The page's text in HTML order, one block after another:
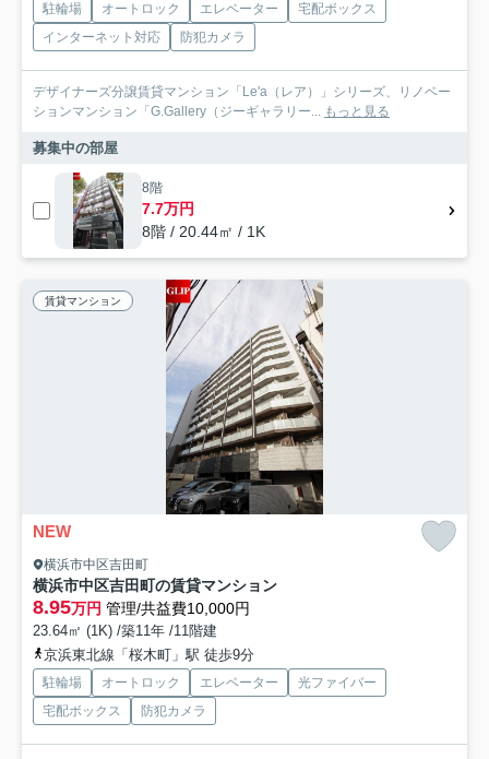
駐輪場 オートロック エレベーター
宅配ボックス
インターネット対応
防犯カメラ
デザイナーズ分譲賃貸マンション「Le'a（レア）」シリーズ、リノベー
ションマンション「G.Gallery（ジーギャラリー... もっと見る
募集中の部屋
8階
7.7万円
8階 / 20.44㎡ / 1K
賃貸マンション
NEW
横浜市中区吉田町
横浜市中区吉田町の賃貸マンション
8.95万円 管理/共益費10,000円
23.64㎡ (1K) /築11年 /11階建
京浜東北線「桜木町」駅 徒歩9分
駐輪場 オートロック エレベーター
光ファイバー
宅配ボックス
防犯カメラ